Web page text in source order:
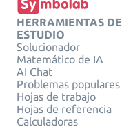
HERRAMIENTAS DE
ESTUDIO
Solucionador
Matemático de IA
AI Chat
Problemas populares
Hojas de trabajo
Hojas de referencia
Calculadoras